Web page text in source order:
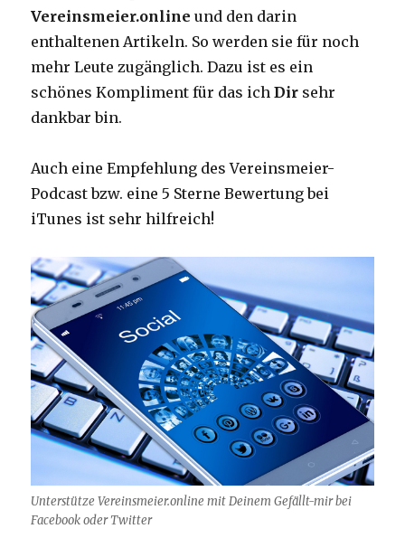
Vereinsmeier.online und den darin
enthaltenen Artikeln. So werden sie für noch
mehr Leute zugänglich. Dazu ist es ein
schönes Kompliment für das ichDir sehr
dankbar bin.
Auch eine Empfehlung des Vereinsmeier-
Podcast bzw. eine 5 Sterne Bewertung bei
iTunes ist sehr hilfreich!
Unterstütze Vereinsmeier.online mit Deinem Gefällt-mir bei
Facebook oder Twitter